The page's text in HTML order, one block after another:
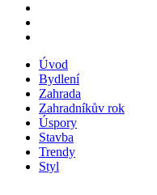
Úvod
Bydlení
Zahrada
Zahradníkův rok
Úspory
Stavba
Trendy
Styl